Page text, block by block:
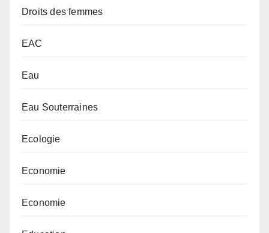
Droits des femmes
EAC
Eau
Eau Souterraines
Ecologie
Economie
Economie